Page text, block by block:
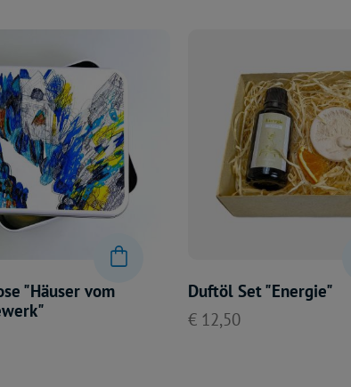
"Häuser vom
Duftöl Set "Energie"
€ 12,50